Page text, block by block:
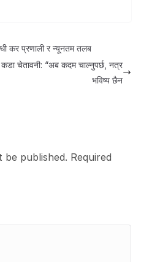
s
A
e
कर प्रणाली र न्यूनतम तलब
चेतावनी: “अब कदम चाल्नुपर्छ, नत्र
भविष्य छैन
be published. Required